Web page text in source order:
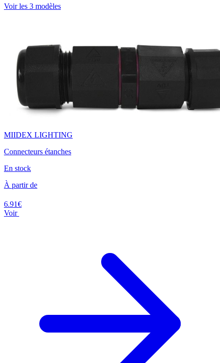
Voir les 3 modèles
MIIDEX LIGHTING
Connecteurs étanches
En stock
À partir de
6.91€
Voir